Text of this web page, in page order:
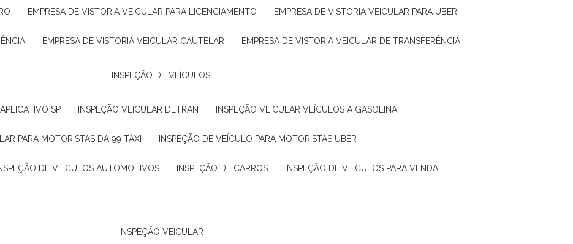
EMPRESA DE VISTORIA VEICULAR PARA LICENCIAMENTO EMPRESA DE VISTORIA VEICULAR PARA UBER
EMPRESA DE VISTORIA VEICULAR CAUTELAR EMPRESA DE VISTORIA VEICULAR DE TRANSFERÊNCIA
INSPEÇÃO DE VEÍCULOS
SP INSPEÇÃO VEICULAR DETRAN INSPEÇÃO VEICULAR VEÍCULOS A GASOLINA
PARA MOTORISTAS DA 99 TÁXI INSPEÇÃO DE VEÍCULO PARA MOTORISTAS UBER
DE VEÍCULOS AUTOMOTIVOS INSPEÇÃO DE CARROS INSPEÇÃO DE VEÍCULOS PARA VENDA
INSPEÇÃO VEICULAR